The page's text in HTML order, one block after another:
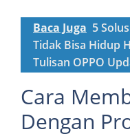
Baca Juga 5
Tidak Bisa Hidup
Tulisan OPPO
Cara
Dengan